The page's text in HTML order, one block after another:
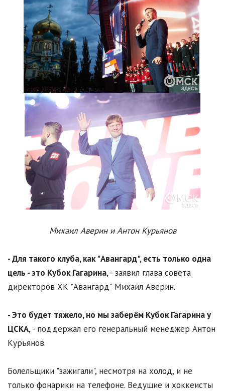
Михаил Аверин и Антон Курьянов
- Для такого клуба, как "Авангард", есть только одна
цель - это Кубок Гагарина,- заявил глава совета
директоров ХК "Авангард" Михаил Аверин.
- Это будет тяжело, но мы заберём Кубок Гагарина у
ЦСКА,- поддержал его генеральный менеджер Антон
Курьянов.
Болельщики "зажигали", несмотря на холод, и не
только фонарики на телефоне. Ведущие и хоккеисты